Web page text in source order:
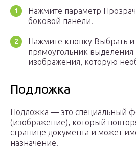
Нажмите параметр
боковой панели.
Нажмите кнопку Выбрать
прямоугольник выделения
изображения, которую
Подложка
Подложка — это специальный
(изображение), который
странице документа и может
назначение.